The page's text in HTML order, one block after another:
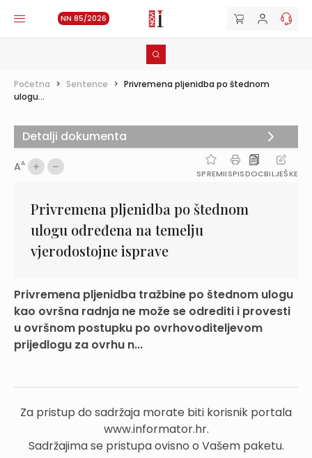
NN 85/2026
Početna > Sentence > Privremena pljenidba po štednom
ulogu...
AA
SPREMIISPISDOCBILJEŠKE
Privremena pljenidba po štednom
ulogu određena na temelju
vjerodostojne isprave
Privremena pljenidba tražbine po štednom ulogu
kao ovršna radnja ne može se odrediti i provesti
u ovršnom postupku po ovrhovoditeljevom
prijedlogu za ovrhu n...
Za pristup do sadržaja morate biti korisnik portala
www.informator.hr.
Sadržajima se pristupa ovisno o Vašem paketu.
Detalji dokumenta